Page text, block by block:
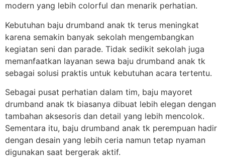
modern yang lebih colorful dan menarik perhatian.
Kebutuhan baju drumband anak tk terus meningkat
karena semakin banyak sekolah mengembangkan
kegiatan seni dan parade. Tidak sedikit sekolah juga
memanfaatkan layanan sewa baju drumband anak tk
sebagai solusi praktis untuk kebutuhan acara tertentu.
Sebagai pusat perhatian dalam tim, baju mayoret
drumband anak tk biasanya dibuat lebih elegan dengan
tambahan aksesoris dan detail yang lebih mencolok.
Sementara itu, baju drumband anak tk perempuan hadir
dengan desain yang lebih ceria namun tetap nyaman
digunakan saat bergerak aktif.